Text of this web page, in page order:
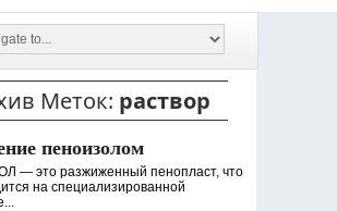
Меток: раствор
пеноизолом
— это разжиженный пенопласт, что
на специализированной